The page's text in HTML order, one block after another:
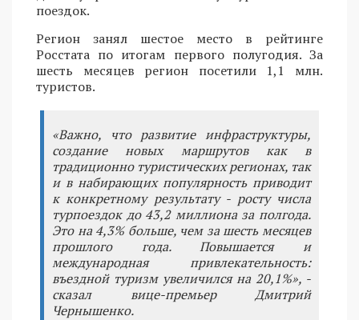
поездок.
Регион занял шестое место в рейтинге
Росстата по итогам первого полугодия. За
шесть месяцев регион посетили 1,1 млн.
туристов.
«Важно, что развитие инфраструктуры,
создание новых маршрутов как в
традиционно туристических регионах, так
и в набирающих популярность приводит
к конкретному результату - росту числа
турпоездок до 43,2 миллиона за полгода.
Это на 4,3% больше, чем за шесть месяцев
прошлого года. Повышается и
международная привлекательность:
въездной туризм увеличился на 20,1%», -
сказал вице-премьер Дмитрий
Чернышенко.